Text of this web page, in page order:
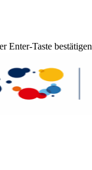
Enter-Taste bestätigen